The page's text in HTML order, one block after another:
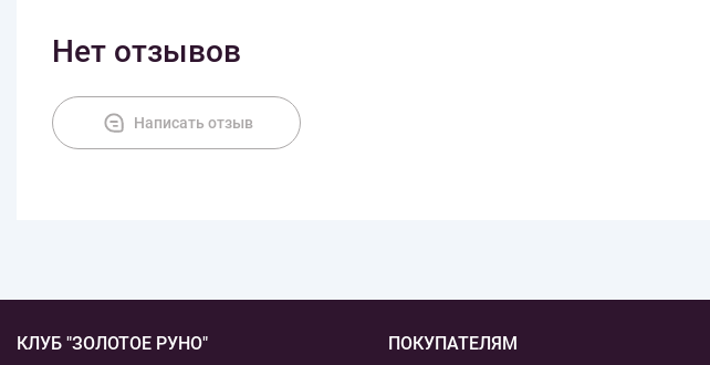
Нет отзывов
Написать отзыв
КЛУБ "ЗОЛОТОЕ РУНО" ПОКУПАТЕЛЯМ